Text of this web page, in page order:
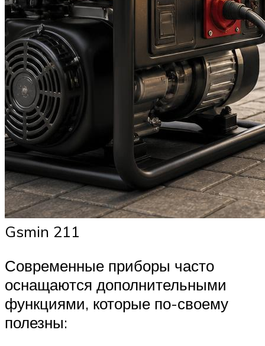
Gsmin 211
Современные приборы часто
оснащаются дополнительными
функциями, которые по-своему
полезны: